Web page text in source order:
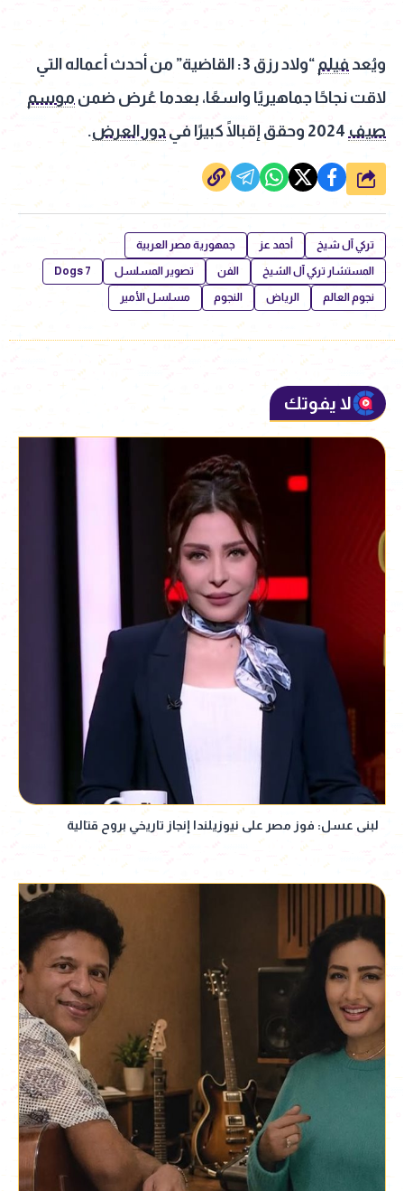
ويُعد فيلم
“ولاد رزق 3: القاضية” من أحدث أعماله التي
لاقت نجاحًا جماهيريًا واسعًا، بعدما عُرض ضمن موسم
صيف
دور العرض.
شارك
تركي آل شيخ أحمد عز جمهورية مصر العربية
المستشار تركي آل الشيخ الفن تصوير المسلسل 7 Dogs
نجوم العالم الرياض النجوم مسلسل الأمير
لا يفوتك
لبنى عسل: فوز مصر على نيوزيلندا إنجاز تاريخي بروح قتالية